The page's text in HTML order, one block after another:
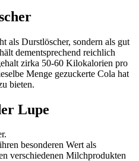
Durstlöscher, sondern als gut
dementsprechend reichlich
zirka 50-60 Kilokalorien pro
Menge gezuckerte Cola hat
bieten.
Lupe
besonderen Wert als
verschiedenen Milchprodukten